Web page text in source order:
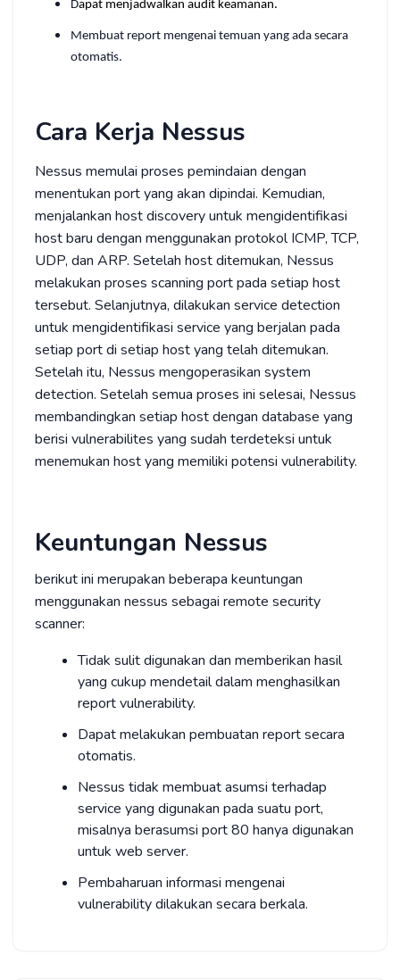
Dapat menjadwalkan audit keamanan.
Membuat report mengenai temuan yang ada secara
otomatis.
Cara Kerja Nessus
Nessus memulai proses pemindaian dengan
menentukan port yang akan dipindai. Kemudian,
menjalankan host discovery untuk mengidentifikasi
host baru dengan menggunakan protokol ICMP, TCP,
UDP, dan ARP. Setelah host ditemukan, Nessus
melakukan proses scanning port pada setiap host
tersebut. Selanjutnya, dilakukan service detection
untuk mengidentifikasi service yang berjalan pada
setiap port di setiap host yang telah ditemukan.
Setelah itu, Nessus mengoperasikan system
detection. Setelah semua proses ini selesai, Nessus
membandingkan setiap host dengan database yang
berisi vulnerabilites yang sudah terdeteksi untuk
menemukan host yang memiliki potensi vulnerability.
Keuntungan Nessus
berikut ini merupakan beberapa keuntungan
menggunakan nessus sebagai remote security
scanner:
Tidak sulit digunakan dan memberikan hasil
yang cukup mendetail dalam menghasilkan
report vulnerability.
Dapat melakukan pembuatan report secara
otomatis.
Nessus tidak membuat asumsi terhadap
service yang digunakan pada suatu port,
misalnya berasumsi port 80 hanya digunakan
untuk web server.
Pembaharuan informasi mengenai
vulnerability dilakukan secara berkala.